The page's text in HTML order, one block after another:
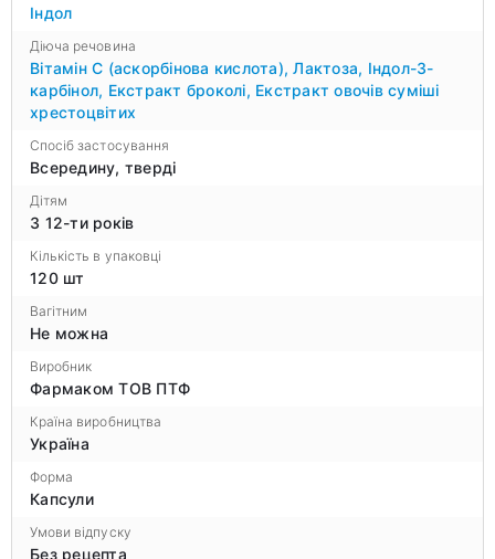
Індол
Діюча речовина
Вітамін С (аскорбінова кислота),Лактоза, Індол-3-
карбінол, Екстракт броколі, Екстракт овочів суміші
хрестоцвітих
Спосіб застосування
Всередину, тверді
Дітям
З 12-ти років
Кількість в упаковці
120 шт
Вагітним
Не можна
Виробник
Фармаком ТОВ ПТФ
Країна виробництва
Україна
Форма
Капсули
Умови відпуску
Без рецепта